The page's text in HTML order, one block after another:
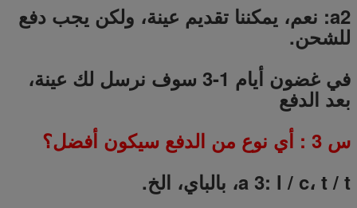
a2: نعم، يمكننا تقديم عينة، ولكن يجب دفع
للشحن.
في غضون أيام 1-3 سوف نرسل لك عينة،
بعد الدفع
س 3 : أي نوع من الدفع سيكون أفضل؟
a 3: l / c، t / t، بالباي، الخ.